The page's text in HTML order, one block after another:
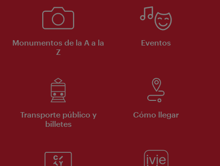
Monumentos de la A a la
Z
Eventos
Transporte público y
billetes
Cómo llegar